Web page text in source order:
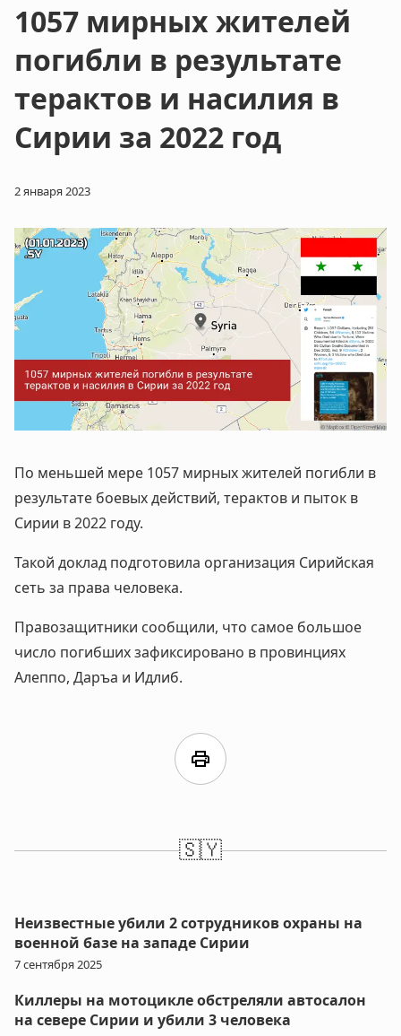
1057 мирных жителей
погибли в результате
терактов и насилия в
Сирии за 2022 год
2 января 2023
По меньшей мере 1057 мирных жителей погибли в
результате боевых действий, терактов и пыток в
Сирии в 2022 году.
Такой доклад подготовила организация Сирийская
сеть за права человека.
Правозащитники сообщили, что самое большое
число погибших зафиксировано в провинциях
Алеппо, Даръа и Идлиб.
print
🇸🇾
Неизвестные убили 2 сотрудников охраны на
военной базе на западе Сирии
7 сентября 2025
Киллеры на мотоцикле обстреляли автосалон
на севере Сирии и убили 3 человека